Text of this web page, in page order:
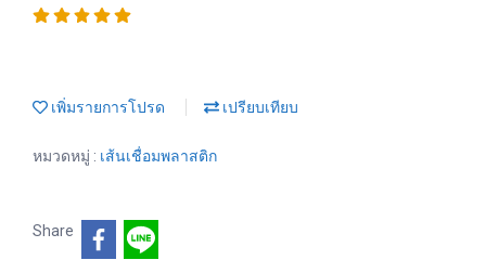
เพิ่มรายการโปรด เปรียบเทียบ
หมวดหมู่ : เส้นเชื่อมพลาสติก
Share